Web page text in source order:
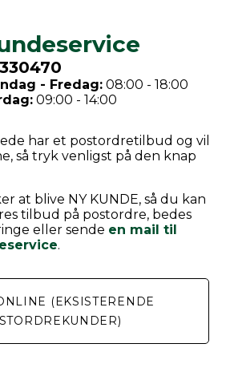
- Fredag:08:00 - 18:00
09:00 - 14:00
har et postordretilbud og vil
så tryk venligst på den knap
at blive NY KUNDE, så du kan
tilbud på postordre, bedes
eller sende en mail til
.
(EKSISTERENDE